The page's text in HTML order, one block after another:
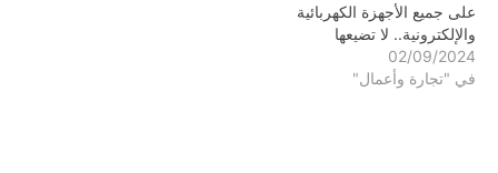
على جميع الأجهزة الكهربائية
والإلكترونية.. لا تضيعها
02/09/2024
في "تجارة وأعمال"